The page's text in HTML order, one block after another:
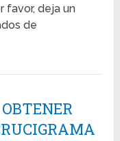
favor, deja un
de